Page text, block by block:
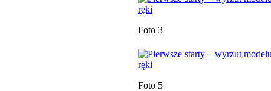
Foto 3
Foto 5